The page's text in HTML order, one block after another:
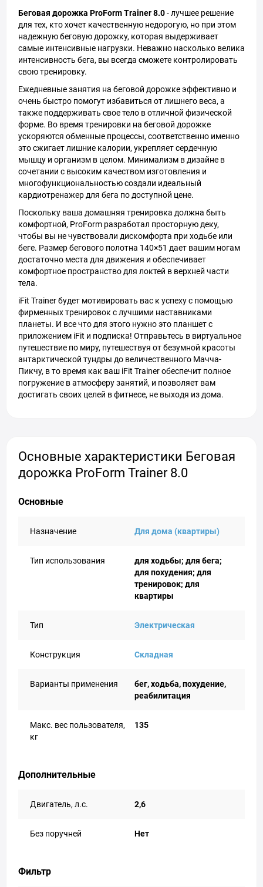
Беговая дорожка ProForm Trainer 8.0- лучшее решение
для тех, кто хочет качественную недорогую, но при этом
надежную беговую дорожку, которая выдерживает
самые интенсивные нагрузки. Неважно насколько велика
интенсивность бега, вы всегда сможете контролировать
свою тренировку.
Ежедневные занятия на беговой дорожке эффективно и
очень быстро помогут избавиться от лишнего веса, а
также поддерживать свое тело в отличной физической
форме. Во время тренировки на беговой дорожке
ускоряются обменные процессы, соответственно именно
это сжигает лишние калории, укрепляет сердечную
мышцу и организм в целом. Минимализм в дизайне в
сочетании с высоким качеством изготовления и
многофункциональностью создали идеальный
кардиотренажер для бега по доступной цене.
Поскольку ваша домашняя тренировка должна быть
комфортной, ProForm разработал просторную деку,
чтобы вы не чувствовали дискомфорта при ходьбе или
беге. Размер бегового полотна 140×51 дает вашим ногам
достаточно места для движения и обеспечивает
комфортное пространство для локтей в верхней части
тела.
iFit Trainer будет мотивировать вас к успеху с помощью
фирменных тренировок с лучшими наставниками
планеты. И все что для этого нужно это планшет с
приложением iFit и подписка! Отправьтесь в виртуальное
путешествие по миру, путешествуя от безумной красоты
антарктической тундры до величественного Мачча-
Пикчу, в то время как ваш iFit Trainer обеспечит полное
погружение в атмосферу занятий, и позволяет вам
достигать своих целей в фитнесе, не выходя из дома.
Основные характеристики Беговая
дорожка ProForm Trainer 8.0
Основные
Назначение Для дома (квартиры)
Тип использования
для ходьбы; для бега;
для похудения; для
тренировок; для
квартиры
Тип Электрическая
Конструкция Складная
Варианты применения
бег, ходьба, похудение,
реабилитация
Макс. вес пользователя,
кг
135
Дополнительные
Двигатель, л.с. 2,6
Без поручней Нет
Фильтр